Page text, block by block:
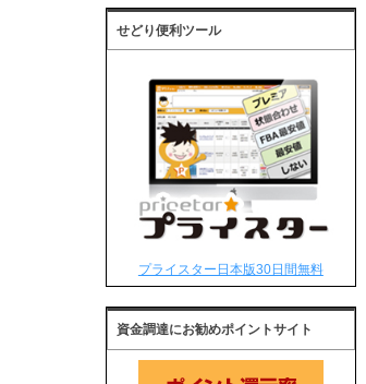
せどり便利ツール
プライスター日本版30日間無料
資金調達にお勧めポイントサイト